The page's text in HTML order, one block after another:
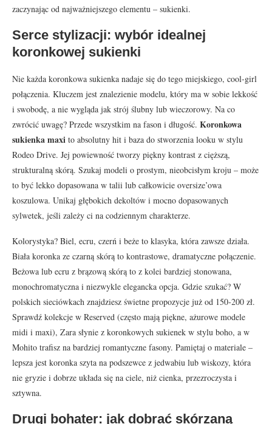
zaczynając od najważniejszego elementu – sukienki.
Serce stylizacji: wybór idealnej
koronkowej sukienki
Nie każda koronkowa sukienka nadaje się do tego miejskiego, cool-girl
połączenia. Kluczem jest znalezienie modelu, który ma w sobie lekkość
i swobodę, a nie wygląda jak strój ślubny lub wieczorowy. Na co
zwrócić uwagę? Przede wszystkim na fason i długość. Koronkowa
sukienka maxi to absolutny hit i baza do stworzenia looku w stylu
Rodeo Drive. Jej powiewność tworzy piękny kontrast z cięższą,
strukturalną skórą. Szukaj modeli o prostym, nieobcisłym kroju – może
to być lekko dopasowana w talii lub całkowicie oversize’owa
koszulowa. Unikaj głębokich dekoltów i mocno dopasowanych
sylwetek, jeśli zależy ci na codziennym charakterze.
Kolorystyka? Biel, ecru, czerń i beże to klasyka, która zawsze działa.
Biała koronka ze czarną skórą to kontrastowe, dramatyczne połączenie.
Beżowa lub ecru z brązową skórą to z kolei bardziej stonowana,
monochromatyczna i niezwykle elegancka opcja. Gdzie szukać? W
polskich sieciówkach znajdziesz świetne propozycje już od 150-200 zł.
Sprawdź kolekcje w Reserved (często mają piękne, ażurowe modele
midi i maxi), Zara słynie z koronkowych sukienek w stylu boho, a w
Mohito trafisz na bardziej romantyczne fasony. Pamiętaj o materiale –
lepsza jest koronka szyta na podszewce z jedwabiu lub wiskozy, która
nie gryzie i dobrze układa się na ciele, niż cienka, przezroczysta i
sztywna.
Drugi bohater: jak dobrać skórzaną